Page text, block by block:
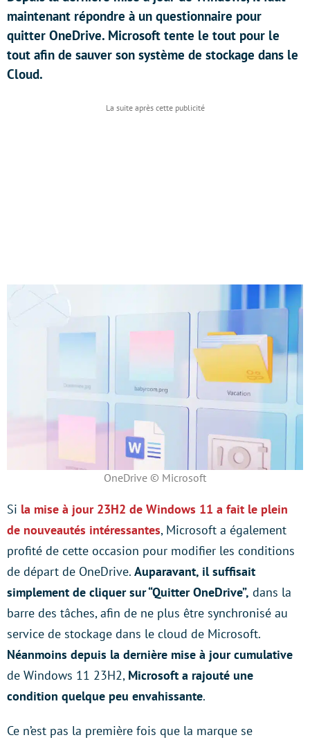
maintenant répondre à un questionnaire pour
quitter OneDrive. Microsoft tente le tout pour le
tout afin de sauver son système de stockage dans le
Cloud.
OneDrive © Microsoft
Si la mise à jour 23H2 de Windows 11 a fait le plein
de nouveautés intéressantes, Microsoft a également
profité de cette occasion pour modifier les conditions
de départ de OneDrive. Auparavant, il suffisait
simplement de cliquer sur “Quitter OneDrive”, dans la
barre des tâches, afin de ne plus être synchronisé au
service de stockage dans le cloud de Microsoft.
Néanmoins depuis la dernière mise à jour cumulative
de Windows 11 23H2, Microsoft a rajouté une
condition quelque peu envahissante.
Ce n’est pas la première fois que la marque se